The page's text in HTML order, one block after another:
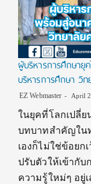
ผู้บริหารการศึกษายุ
บริหารการศึกษา วิ
EZ Webmaster April
ในยุคที่โลกเปลี่ย
บทบาทสำคัญใน
เองก็ไม่ใช่ข้อยก
ปรับตัวให้เข้ากั
ความรู้ใหม่ๆ อยู่